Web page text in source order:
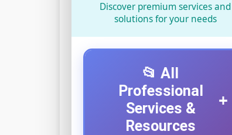
Discover premium services and
solutions for your needs
📂 All
Professional
Services &
Resources
+